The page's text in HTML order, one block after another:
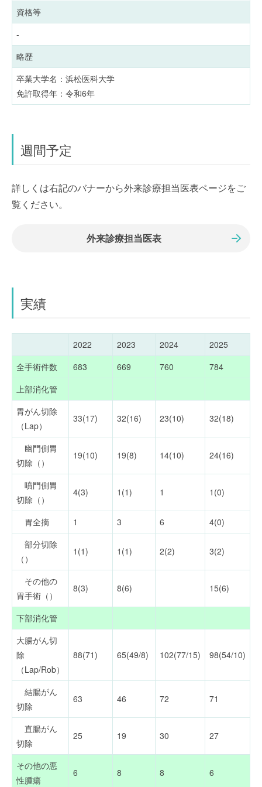
資格等
-
略歴
卒業大学名：浜松医科大学
免許取得年：令和6年
週間予定
詳しくは右記のバナーから外来診療担当医表ページをご
覧ください。
外来診療担当医表
実績
2022 2023 2024
2025
全手術件数
683 669 760
784
上部消化管
胃がん切除
（Lap）
33(17) 32(16) 23(10) 32(18)
幽門側胃
切除（）
19(10) 19(8) 14(10) 24(16)
噴門側胃
切除（）
4(3) 1(1) 1 1(0)
胃全摘 1 3 6
4(0)
部分切除
（）
1(1) 1(1) 2(2) 3(2)
その他の
胃手術（）
8(3) 8(6) 15(6)
下部消化管
大腸がん切
除
（Lap/Rob）
88(71) 65(49/8) 102(77/15) 98(54/10)
結腸がん
切除
63 46 72 71
直腸がん
切除
25 19 30 27
その他の悪
性腫瘍
6 8 8 6